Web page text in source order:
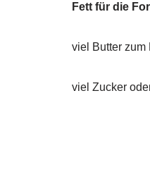
Fett für die
viel Butter zum
viel Zucker